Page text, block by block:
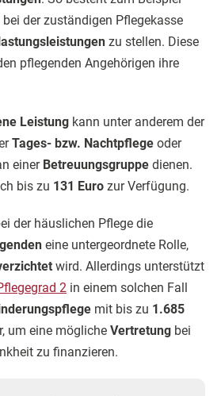
der zuständigen Pflegekasse
zu stellen. Diese
pflegenden Angehörigen ihre
Leistung kann unter anderem der
Tages- bzw. Nachtpflege oder
einer Betreuungsgruppe dienen.
bis zu 131 Euro zur Verfügung.
der häuslichen Pflege die
eine untergeordnete Rolle,
wird. Allerdings unterstützt
2 in einem solchen Fall
mit bis zu 1.685
um eine mögliche Vertretung bei
zu finanzieren.